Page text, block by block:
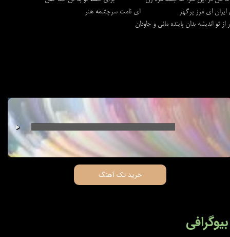
ايران اي مرز پرگهر اي نامت سرچشمه هنر
از تو انديشه بدان پاينده ماني و جاودان
00:00/00:00
بیوگرافی
خرید تک آهنگ